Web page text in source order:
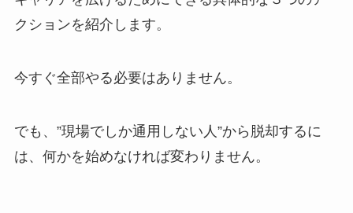
クションを紹介します。
今すぐ全部やる必要はありません。
でも、”現場でしか通用しない人”から脱却するに
は、何かを始めなければ変わりません。